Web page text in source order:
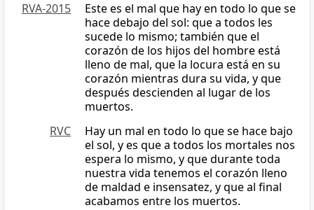
RVA-2015
Este es el mal que hay en todo lo que se
hace debajo del sol: que a todos les
sucede lo mismo; también que el
corazón de los hijos del hombre está
lleno de mal, que la locura está en su
corazón mientras dura su vida, y que
después descienden al lugar de los
muertos.
RVC
Hay un mal en todo lo que se hace bajo
el sol, y es que a todos los mortales nos
espera lo mismo, y que durante toda
nuestra vida tenemos el corazón lleno
de maldad e insensatez, y que al final
acabamos entre los muertos.